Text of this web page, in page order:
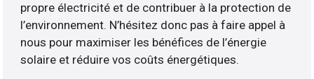
propre électricité et de contribuer à la protection de
l’environnement. N’hésitez donc pas à faire appel à
nous pour maximiser les bénéfices de l’énergie
solaire et réduire vos coûts énergétiques.